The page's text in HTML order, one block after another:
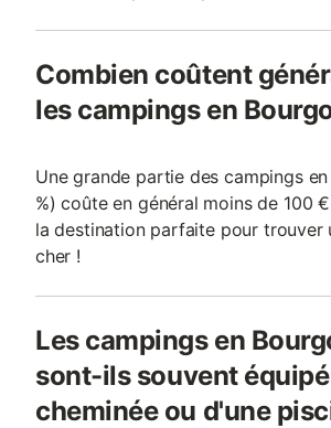
Combien coûtent
les campings en
Une grande partie des campings
%) coûte en général moins de 100
la destination parfaite pour trouver
cher !
Les campings en
sont-ils souvent
cheminée ou d'une